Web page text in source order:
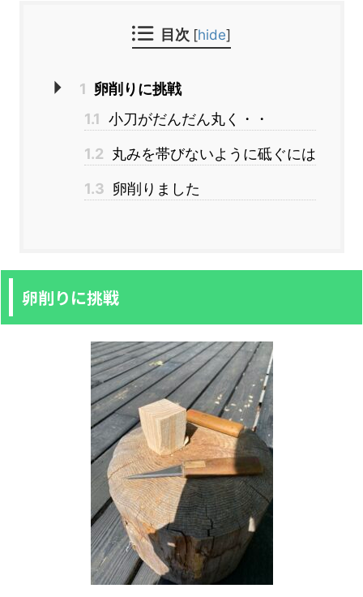
目次 [hide]
1 卵削りに挑戦
1.1 小刀がだんだん丸く・・
1.2 丸みを帯びないように砥ぐには
1.3 卵削りました
卵削りに挑戦